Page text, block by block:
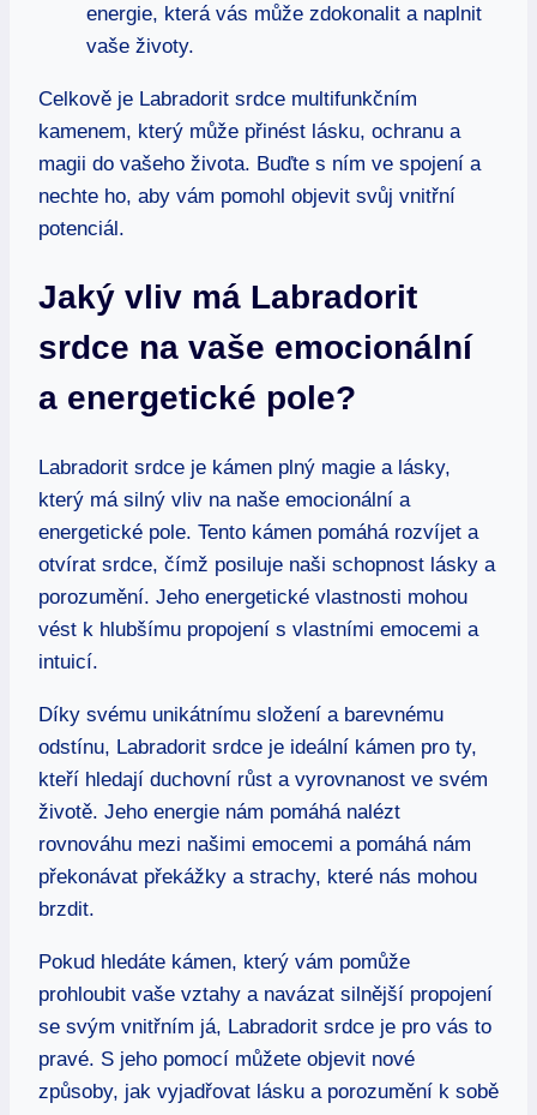
energie, která vás může zdokonalit a naplnit
vaše životy.
Celkově je Labradorit srdce multifunkčním
kamenem, který může přinést lásku, ochranu a
magii do vašeho života. Buďte s ním ve spojení a
nechte ho, aby vám pomohl objevit svůj vnitřní
potenciál.
Jaký vliv má Labradorit
srdce na vaše emocionální
a energetické pole?
Labradorit srdce je kámen plný magie a lásky,
který má silný vliv na naše emocionální a
energetické pole. Tento kámen pomáhá rozvíjet a
otvírat srdce, čímž posiluje naši schopnost lásky a
porozumění. Jeho energetické vlastnosti mohou
vést k hlubšímu propojení s vlastními emocemi a
intuicí.
Díky svému unikátnímu složení a barevnému
odstínu, Labradorit srdce je ideální kámen pro ty,
kteří hledají duchovní růst a vyrovnanost ve svém
životě. Jeho energie nám pomáhá nalézt
rovnováhu mezi našimi emocemi a pomáhá nám
překonávat překážky a strachy, které nás mohou
brzdit.
Pokud hledáte kámen, který vám pomůže
prohloubit vaše vztahy a navázat silnější propojení
se svým vnitřním já, Labradorit srdce je pro vás to
pravé. S jeho pomocí můžete objevit nové
způsoby, jak vyjadřovat lásku a porozumění k sobě